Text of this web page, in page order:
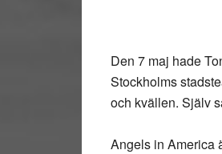
Den 7 maj hade
Stockholms
och kvällen. Själv
Angels in America